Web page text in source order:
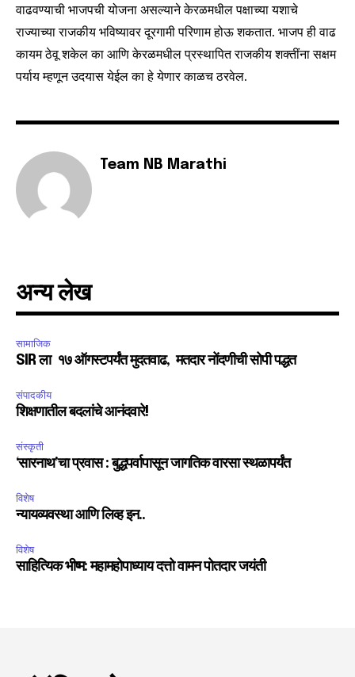
6,300
Fans
32,111
Followers
75
Followers
वाढवण्याची भाजपची योजना असल्याने केरळमधील पक्षाच्या यशाचे
राज्याच्या राजकीय भविष्यावर दूरगामी परिणाम होऊ शकतात. भाजप ही वाढ
कायम ठेवू शकेल का आणि केरळमधील प्रस्थापित राजकीय शक्तींना सक्षम
पर्याय म्हणून उदयास येईल का हे येणार काळच ठरवेल.
Team NB Marathi
अन्य लेख
सामाजिक
SIR ला १७ ऑगस्टपर्यंत मुदतवाढ, मतदार नोंदणीची सोपी पद्धत
संपादकीय
शिक्षणातील बदलांचे आनंदवारे!
संस्कृती
‘सारनाथ’चा प्रवास : बुद्धपर्वापासून जागतिक वारसा स्थळापर्यंत
विशेष
न्यायव्यवस्था आणि लिव्ह इन..
विशेष
साहित्यिक भीष्म: महामहोपाध्याय दत्तो वामन पोतदार जयंती